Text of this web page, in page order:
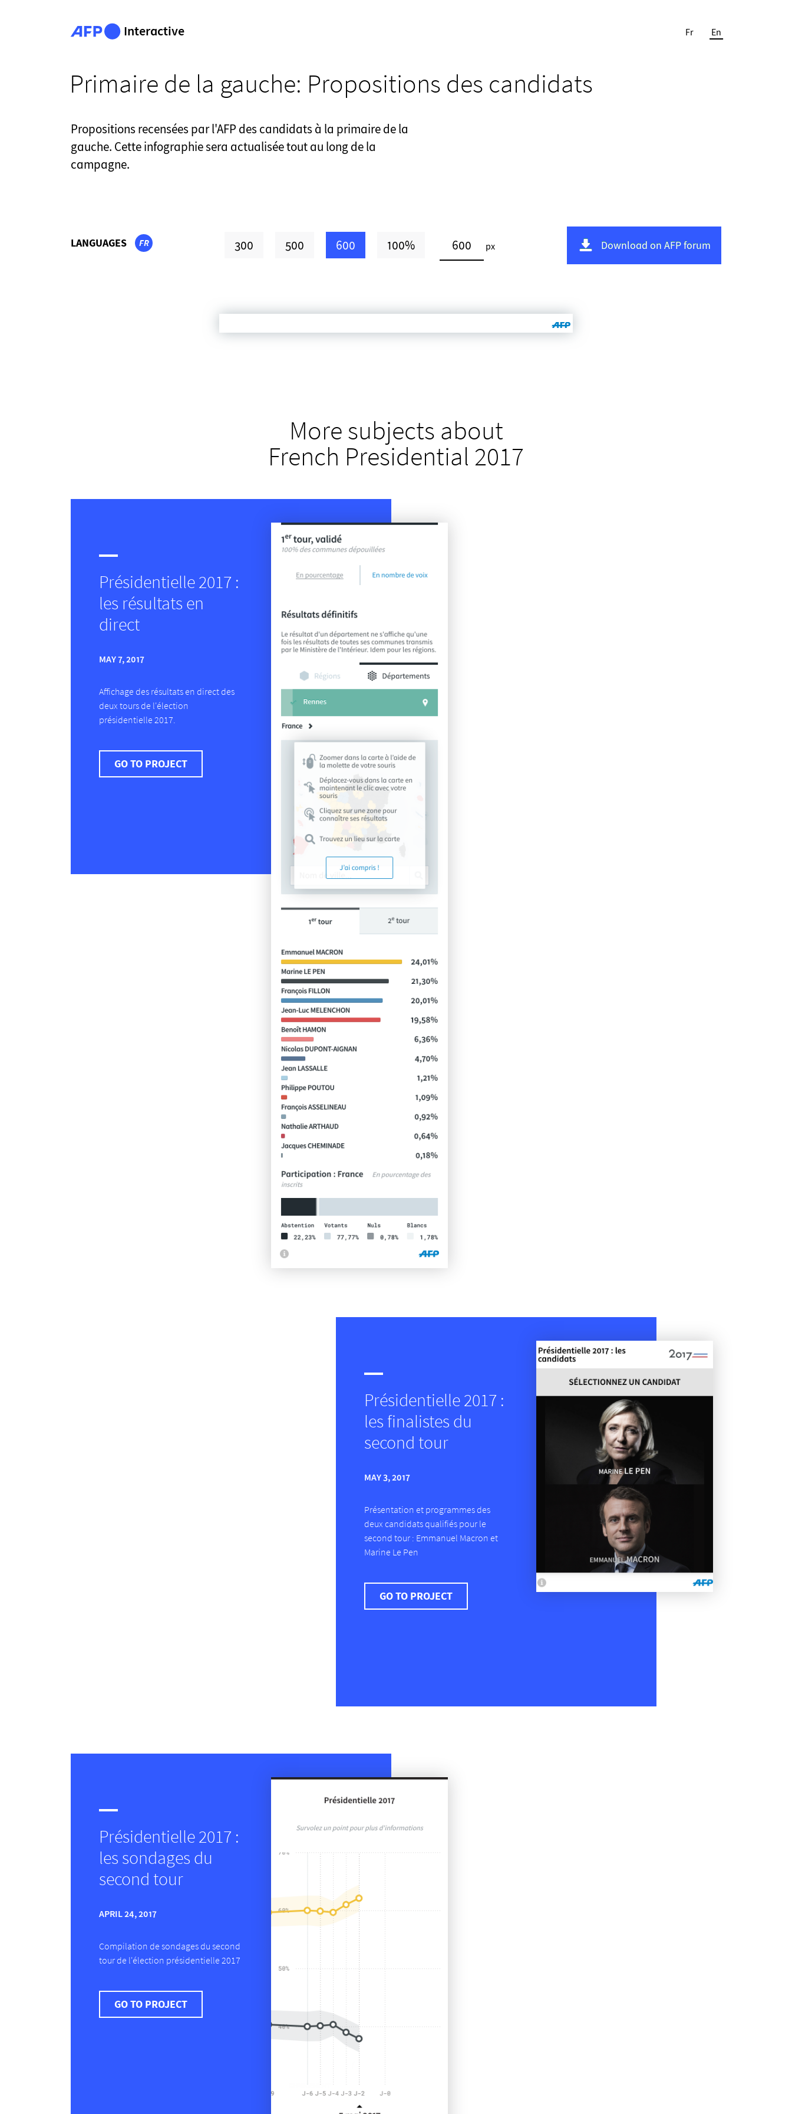
Interactive Fr En
Primaire de la gauche: Propositions des candidats
Propositions recensées par l'AFP des candidats à la primaire de la
gauche. Cette infographie sera actualisée tout au long de la
campagne.
LANGUAGES FR 300 500 600 100% px Download on AFP forum
More subjects about
French Presidential 2017
Présidentielle 2017 :
les résultats en
direct
MAY 7, 2017
Affichage des résultats en direct des
deux tours de l'élection
présidentielle 2017.
GO TO PROJECT
Présidentielle 2017 :
les finalistes du
second tour
MAY 3, 2017
Présentation et programmes des
deux candidats qualifiés pour le
second tour : Emmanuel Macron et
Marine Le Pen
GO TO PROJECT
Présidentielle 2017 :
les sondages du
second tour
APRIL 24, 2017
Compilation de sondages du second
tour de l'élection présidentielle 2017
GO TO PROJECT